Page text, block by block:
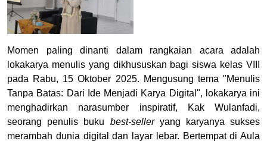
Momen paling dinanti dalam rangkaian acara adalah
lokakarya menulis yang dikhususkan bagi siswa kelas VIII
pada Rabu, 15 Oktober 2025. Mengusung tema "Menulis
Tanpa Batas: Dari Ide Menjadi Karya Digital", lokakarya ini
menghadirkan narasumber inspiratif, Kak Wulanfadi,
seorang penulis buku best-selleryang karyanya sukses
merambah dunia digital dan layar lebar. Bertempat di Aula